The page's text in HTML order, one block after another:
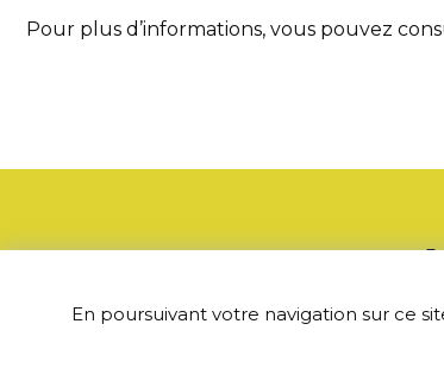
Pour plus d’informations, vous pouvez
En poursuivant votre navigation sur ce